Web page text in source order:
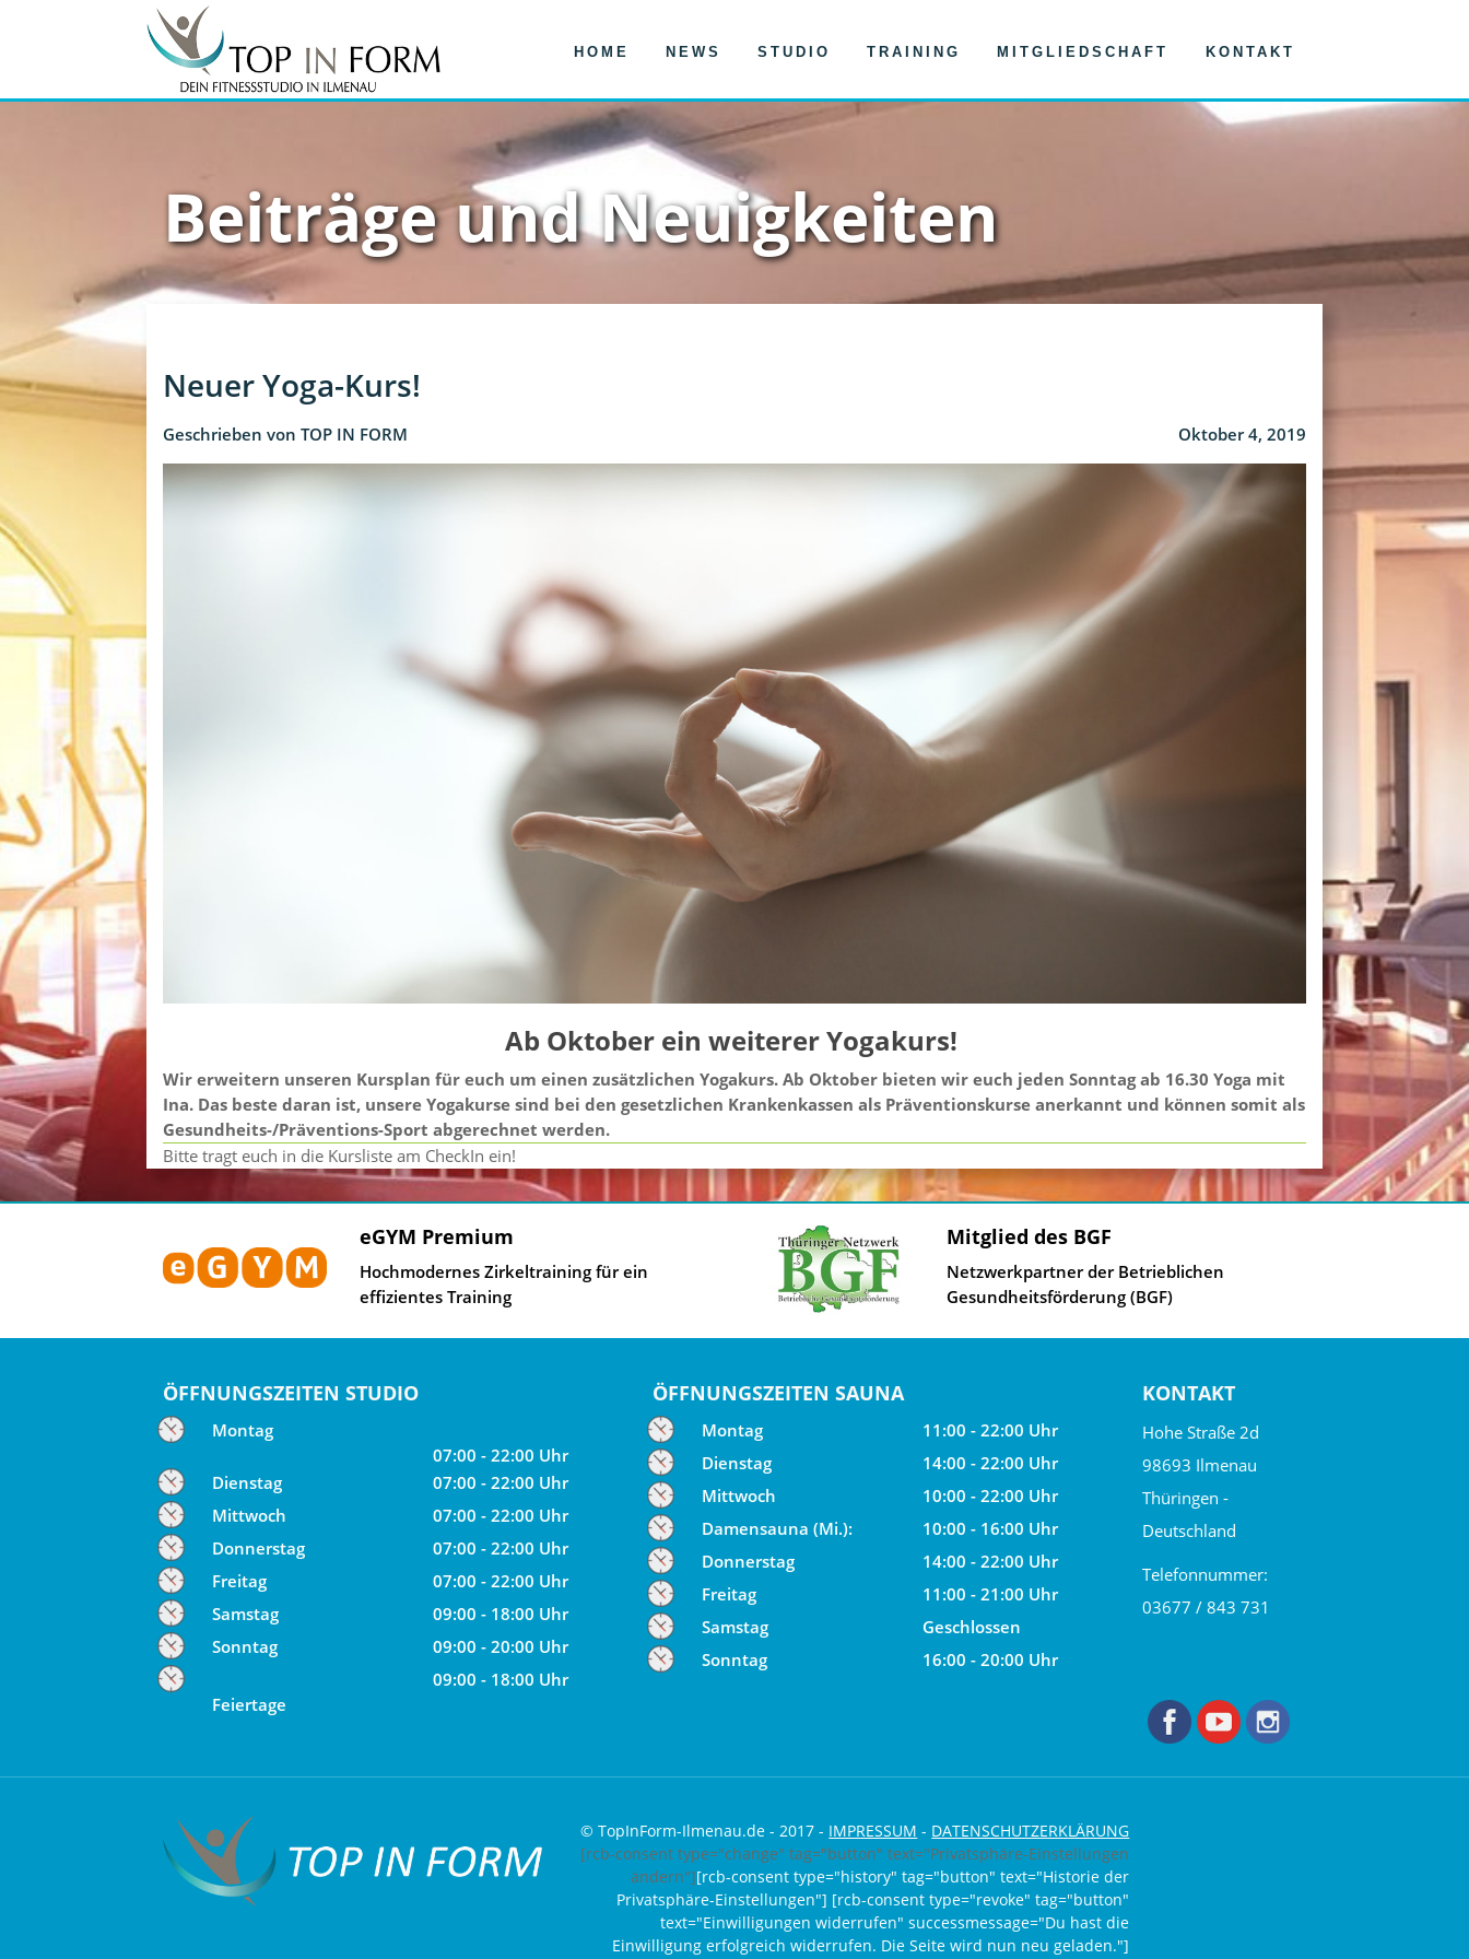
HOME NEWS STUDIO TRAINING MITGLIEDSCHAFT KONTAKT
Beiträge und Neuigkeiten
Neuer Yoga-Kurs!
Geschrieben vonTOP IN FORM Oktober 4, 2019
Ab Oktober ein weiterer Yogakurs!
Wir erweitern unseren Kursplan für euch um einen zusätzlichen Yogakurs. Ab Oktober bieten wir euch jeden Sonntag ab 16.30 Yoga mit
Ina. Das beste daran ist, unsere Yogakurse sind bei den gesetzlichen Krankenkassen als Präventionskurse anerkannt und können somit als
Gesundheits-/Präventions-Sport abgerechnet werden.
Bitte tragt euch in die Kursliste am CheckIn ein!
eGYM Premium
Hochmodernes Zirkeltraining für ein
effizientes Training
Mitglied des BGF
Netzwerkpartner der Betrieblichen
Gesundheitsförderung (BGF)
ÖFFNUNGSZEITEN STUDIO
Montag
07:00 - 22:00 Uhr
Dienstag
07:00 - 22:00 Uhr
Mittwoch
07:00 - 22:00 Uhr
Donnerstag
07:00 - 22:00 Uhr
Freitag
07:00 - 22:00 Uhr
Samstag
09:00 - 18:00 Uhr
Sonntag
09:00 - 20:00 Uhr
Feiertage
09:00 - 18:00 Uhr
ÖFFNUNGSZEITEN SAUNA
Montag
11:00 - 22:00 Uhr
Dienstag
14:00 - 22:00 Uhr
Mittwoch
10:00 - 22:00 Uhr
Damensauna (Mi.):
10:00 - 16:00 Uhr
Donnerstag
14:00 - 22:00 Uhr
Freitag
11:00 - 21:00 Uhr
Samstag
Geschlossen
Sonntag
16:00 - 20:00 Uhr
KONTAKT
Hohe Straße 2d
98693 Ilmenau
Thüringen -
Deutschland
Telefonnummer:
03677 / 843 731
© TopInForm-Ilmenau.de - 2017 - IMPRESSUM - DATENSCHUTZERKLÄRUNG
[rcb-consent type="change" tag="button" text="Privatsphäre-Einstellungen
ändern"][rcb-consent type="history" tag="button" text="Historie der
Privatsphäre-Einstellungen"] [rcb-consent type="revoke" tag="button"
text="Einwilligungen widerrufen" successmessage="Du hast die
Einwilligung erfolgreich widerrufen. Die Seite wird nun neu geladen."]